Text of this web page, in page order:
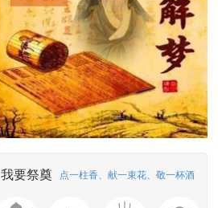
我要祭奠 点一柱香、献一束花、敬一杯酒